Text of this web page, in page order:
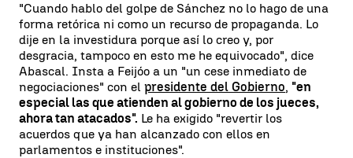
"Cuando hablo del golpe de Sánchez no lo hago de una
forma retórica ni como un recurso de propaganda. Lo
dije en la investidura porque así lo creo y, por
desgracia, tampoco en esto me he equivocado", dice
Abascal. Insta a Feijóo a un "un cese inmediato de
negociaciones" con el presidente del Gobierno, "en
especial las que atienden al gobierno de los jueces,
ahora tan atacados". Le ha exigido "revertir los
acuerdos que ya han alcanzado con ellos en
parlamentos e instituciones".